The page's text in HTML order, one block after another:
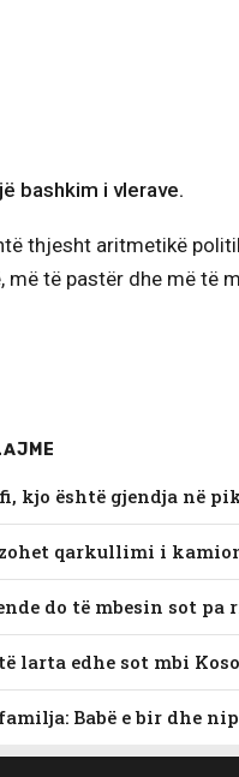
bashkim i vlerave.
thjesht aritmetikë
më të pastër dhe më të
kjo është gjendja në
qarkullimi i
do të mbesin sot
larta edhe sot mbi
Babë e bir dhe